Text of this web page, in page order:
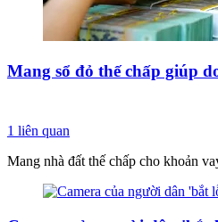
Mang sổ đỏ thế chấp giúp
1 liên quan
Mang nhà đất thế chấp cho khoản